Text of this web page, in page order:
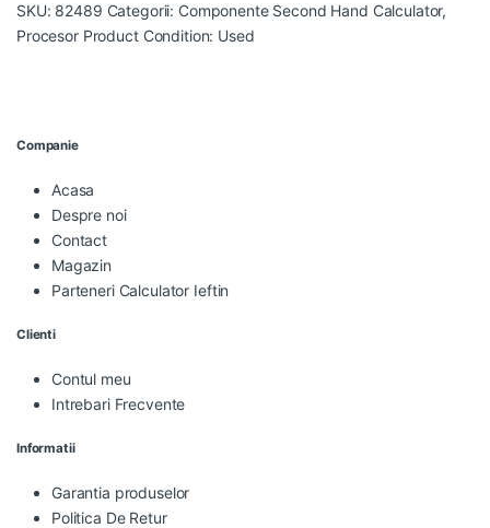
SKU: 82489 Categorii: Componente Second Hand Calculator,
Procesor Product Condition: Used
Companie
Acasa
Despre noi
Contact
Magazin
Parteneri Calculator Ieftin
Clienti
Contul meu
Intrebari Frecvente
Informatii
Garantia produselor
Politica De Retur